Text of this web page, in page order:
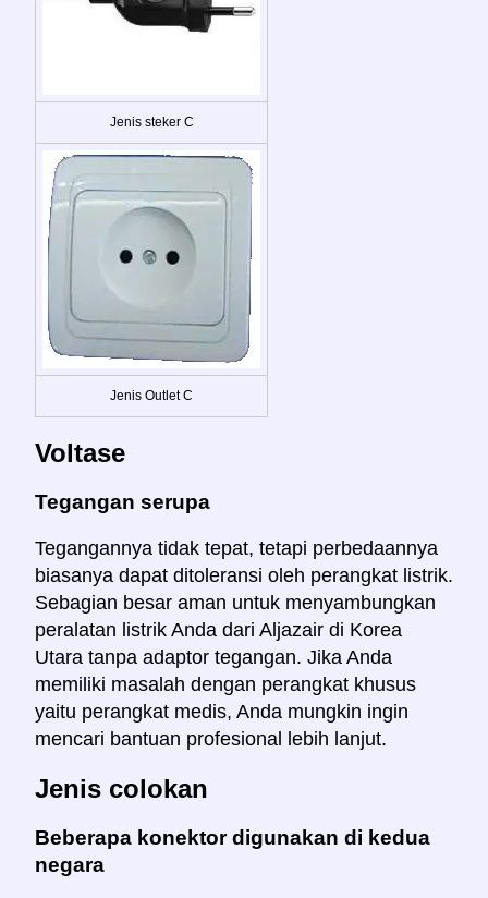
Jenis steker C
Jenis Outlet C
Voltase
Tegangan serupa
Tegangannya tidak tepat, tetapi perbedaannya
biasanya dapat ditoleransi oleh perangkat listrik.
Sebagian besar aman untuk menyambungkan
peralatan listrik Anda dari Aljazair di Korea
Utara tanpa adaptor tegangan. Jika Anda
memiliki masalah dengan perangkat khusus
yaitu perangkat medis, Anda mungkin ingin
mencari bantuan profesional lebih lanjut.
Jenis colokan
Beberapa konektor digunakan di kedua
negara